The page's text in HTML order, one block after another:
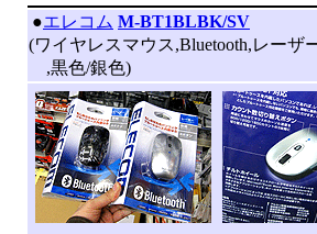
●エレコム M-BT1BLBK/SV
(ワイヤレスマウス,Bluetooth,レーザ
,黒色/銀色)